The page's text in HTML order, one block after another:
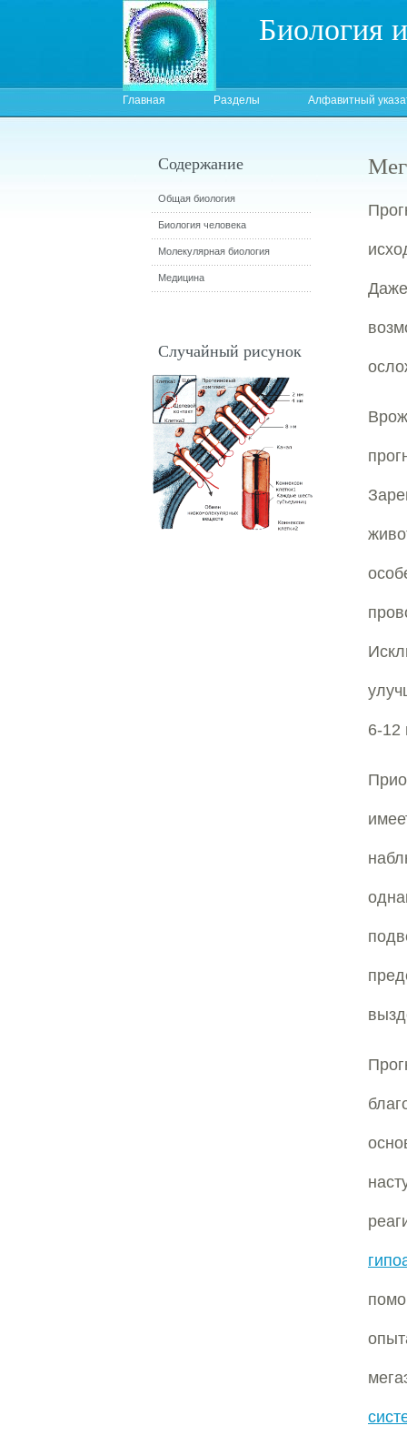
Биология
Главная Разделы Алфавитный
6-12
Содержание
Общая биология
Биология человека
Молекулярная биология
Медицина
Случайный рисунок